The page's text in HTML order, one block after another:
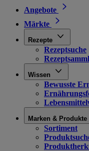
Angebote
Märkte
Rezepte
Rezeptsuche
Wissen
Bewusste
Marken & Produkte
Sortiment